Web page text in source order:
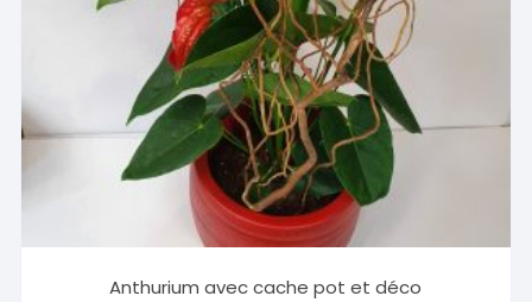
Anthurium avec cache pot et déco